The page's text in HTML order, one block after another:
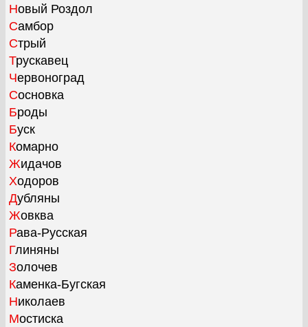
Новый Роздол
Самбор
Стрый
Трускавец
Червоноград
Сосновка
Броды
Буск
Комарно
Жидачов
Ходоров
Дубляны
Жовква
Рава-Русская
Глиняны
Золочев
Каменка-Бугская
Николаев
Мостиска